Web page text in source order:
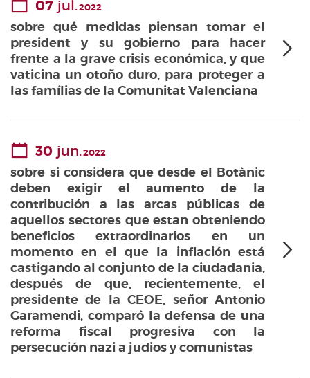
07 jul.2022
sobre qué medidas piensan tomar el
president y su gobierno para hacer
frente a la grave crisis económica, y que
vaticina un otoño duro, para proteger a
las famílias de la Comunitat Valenciana
30 jun.2022
sobre si considera que desde el Botànic
deben exigir el aumento de la
contribución a las arcas públicas de
aquellos sectores que estan obteniendo
beneficios extraordinarios en un
momento en el que la inflación está
castigando al conjunto de la ciudadania,
después de que, recientemente, el
presidente de la CEOE, señor Antonio
Garamendi, comparó la defensa de una
reforma fiscal progresiva con la
persecución nazi a judios y comunistas